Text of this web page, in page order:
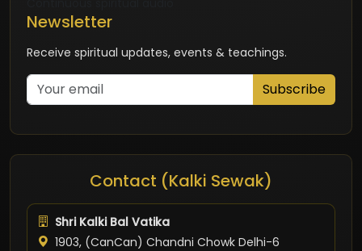
Newsletter
Receive spiritual updates, events & teachings.
Subscribe
Contact (Kalki Sewak)
Shri Kalki Bal Vatika
1903, (CanCan) Chandni Chowk Delhi-6